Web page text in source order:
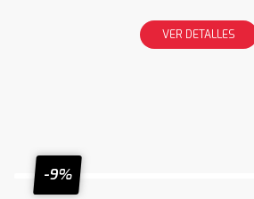
VER DETALLES
-9%